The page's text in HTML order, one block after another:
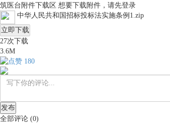
筑医台附件下载区 想要下载附件，请先登录
中华人民共和国招标投标法实施条例1.zip
立即下载
27次下载
3.6M
180
发布
全部评论 (0)